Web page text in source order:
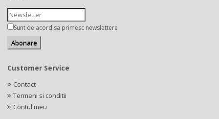
Sunt de acord sa primesc newslettere
Customer Service
Contact
Termeni si conditii
Contul meu